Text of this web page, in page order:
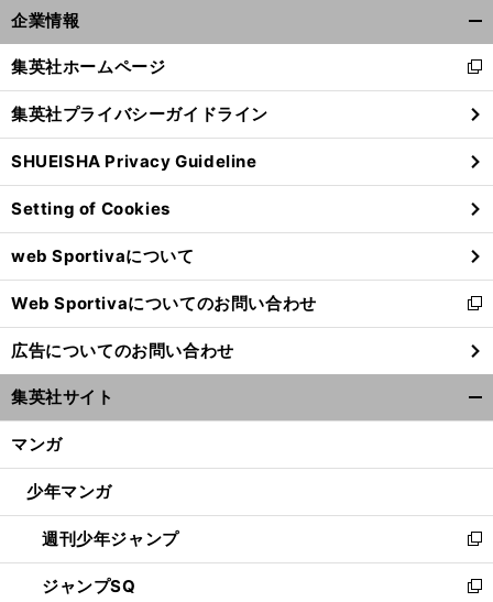
企業情報
閉
る
集英社ホームページ
新
し
い
ウ
ィ
ン
ド
ウ
で
開
く
集英社プライバシーガイドライン
SHUEISHA Privacy Guideline
Setting of Cookies
web Sportivaについて
Web Sportivaについてのお問い合わせ
新
し
い
ウ
ィ
ン
ウ
開
く
広告についてのお問い合わせ
集英社サイト
マンガ
少年マンガ
週刊少年ジャンプ
新
し
い
ジャンプSQ
新